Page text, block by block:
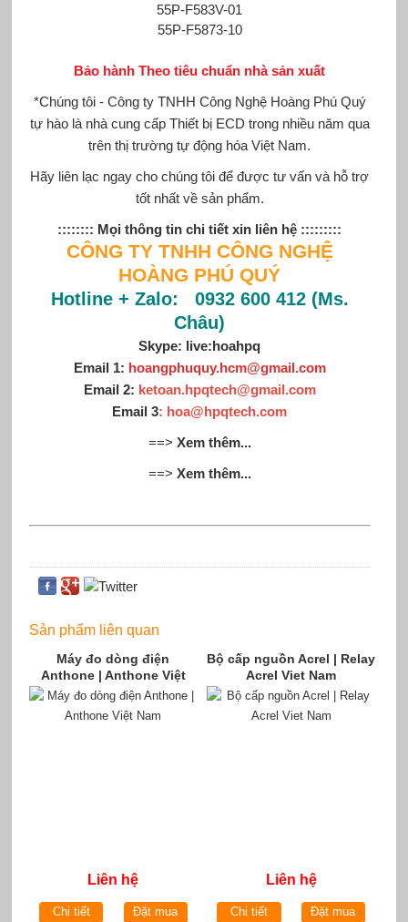
55P-F583V-01
55P-F5873-10
Bảo hành Theo tiêu chuẩn nhà sản xuất
*Chúng tôi - Công ty TNHH Công Nghệ Hoàng Phú Quý
tự hào là nhà cung cấp Thiết bị ECD trong nhiều năm qua
trên thị trường tự động hóa Việt Nam.
Hãy liên lạc ngay cho chúng tôi để được tư vấn và hỗ trợ
tốt nhất về sản phẩm.
:::::::: Mọi thông tin chi tiết xin liên hệ :::::::::
CÔNG TY TNHH CÔNG NGHỆ
HOÀNG PHÚ QUÝ
Hotline + Zalo: 0932 600 412 (Ms.
Châu)
Skype: live:hoahpq
Email 1: hoangphuquy.hcm@gmail.com
Email 2: ketoan.hpqtech@gmail.com
Email 3: hoa@hpqtech.com
==> Xem thêm...
==> Xem thêm...
Sản phẩm liên quan
Máy đo dòng điện
Anthone | Anthone Việt
Nam
Liên hệ
Chi tiết Đặt mua
Bộ cấp nguồn Acrel | Relay
Acrel Viet Nam
Liên hệ
Chi tiết Đặt mua